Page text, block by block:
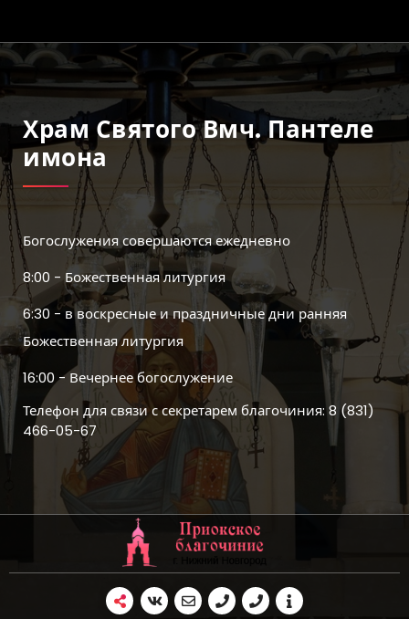
Храм Святого Вмч. Пантеле
Имона
Богослужения совершаются ежедневно
8:00 - Божественная литургия
6:30 - в воскресные и праздничные дни ранняя
Божественная литургия
16:00 - Вечернее богослужение
Телефон для связи с секретарем благочиния: 8 (831)
466-05-67